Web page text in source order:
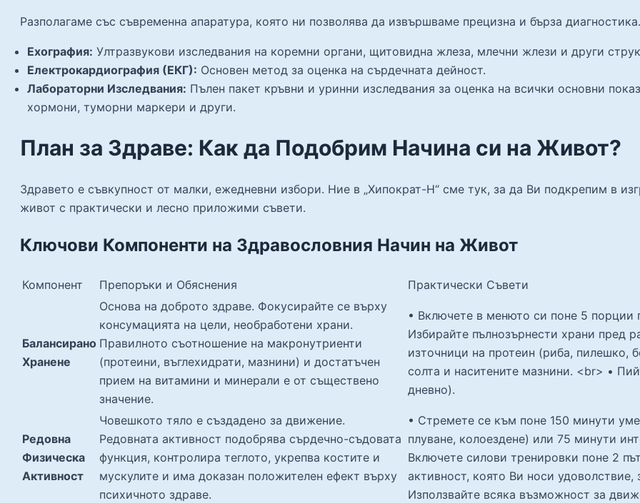
Разполагаме със съвременна апаратура, която ни позволява да извършваме прецизна и бърза диагностика.
Ехография: Ултразвукови изследвания на коремни органи, щитовидна жлеза, млечни жлези и други
Електрокардиография (ЕКГ): Основен метод за оценка на сърдечната дейност.
Лабораторни Изследвания: Пълен пакет кръвни и уринни изследвания за оценка на всички основни
хормони, туморни маркери и други.
План за Здраве: Как да Подобрим Начина си на Живот?
Здравето е съвкупност от малки, ежедневни избори. Ние в „Хипократ-Н“ сме тук, за да Ви подкрепим в
живот с практически и лесно приложими съвети.
Ключови Компоненти на Здравословния Начин на Живот
Компонент Препоръки и Обяснения Практически Съвети
Балансирано
Хранене
Основа на доброто здраве. Фокусирайте се върху
консумацията на цели, необработени храни.
Правилното съотношение на макронутриенти
(протеини, въглехидрати, мазнини) и достатъчен
прием на витамини и минерали е от съществено
значение.
• Включете в менюто си поне 5 порции
Избирайте пълнозърнести храни пред
източници на протеин (риба, пилешко,
солта и наситените мазнини. <br> •
дневно).
Редовна
Физическа
Активност
Човешкото тяло е създадено за движение.
Редовната активност подобрява сърдечно-съдовата
функция, контролира теглото, укрепва костите и
мускулите и има доказан положителен ефект върху
психичното здраве.
• Стремете се към поне 150 минути
плуване, колоездене) или 75 минути
Включете силови тренировки поне 2
активност, която Ви носи
Използвайте всяка възможност за